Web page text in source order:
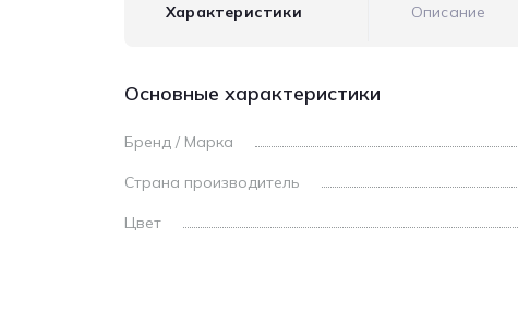
Характеристики Описание
Основные характеристики
Бренд / Марка
Страна производитель
Цвет